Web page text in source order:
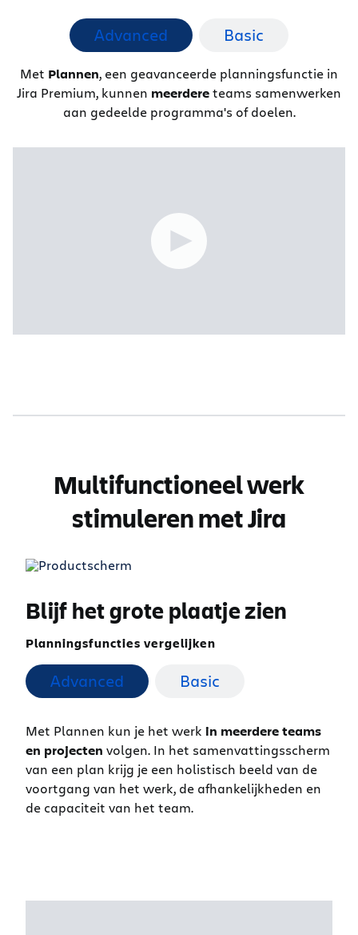
Advanced Basic
Met Plannen, een geavanceerde planningsfunctie in
Jira Premium, kunnen meerdereteams samenwerken
aan gedeelde programma's of doelen.
Multifunctioneel werk
stimuleren met Jira
Blijf het grote plaatje zien
Planningsfuncties vergelijken
Advanced Basic
Met Plannen kun je het werk in meerdere teams
en projecten volgen. In het samenvattingsscherm
van een plan krijg je een holistisch beeld van de
voortgang van het werk, de afhankelijkheden en
de capaciteit van het team.